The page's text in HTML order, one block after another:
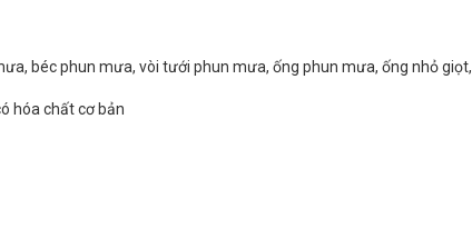
béc phun mưa, vòi tưới phun mưa, ống phun mưa, ống nhỏ giọt,
hóa chất cơ bản